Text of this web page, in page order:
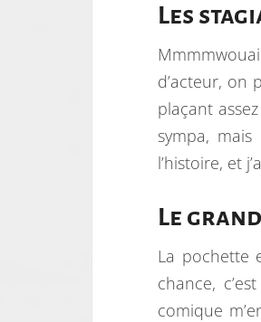
Les
d’acteur, on
plaçant
sympa,
l’histoire, et
Le
La pochette
chance,
comique